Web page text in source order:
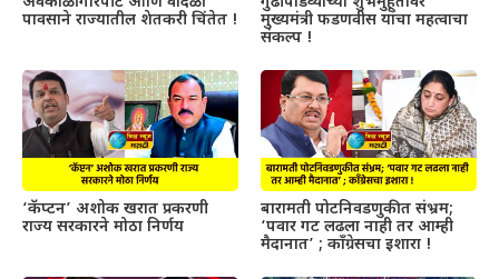
पावसाने राज्यातील शेतकरी चिंतेत !
मुख्यमंत्री फडणवीस यांचा महत्वाचा
संकल्प !
‘कॅप्टन’ अशोक खरात प्रकरणी
राज्य सरकारने मोठा निर्णय
बारामती पोटनिवडणुकीत संभ्रम;
‘पवार गट लढला नाही तर आम्ही
मैदानात’ ; काँग्रेसचा इशारा !